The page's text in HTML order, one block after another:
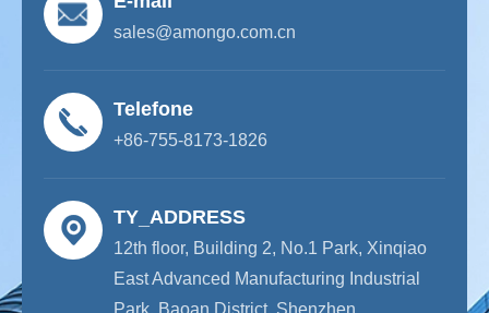
sales@amongo.com.cn
Telefone
+86-755-8173-1826
TY_ADDRESS
12th floor, Building 2, No.1 Park, Xinqiao
East Advanced Manufacturing Industrial
Park, Baoan District, Shenzhen